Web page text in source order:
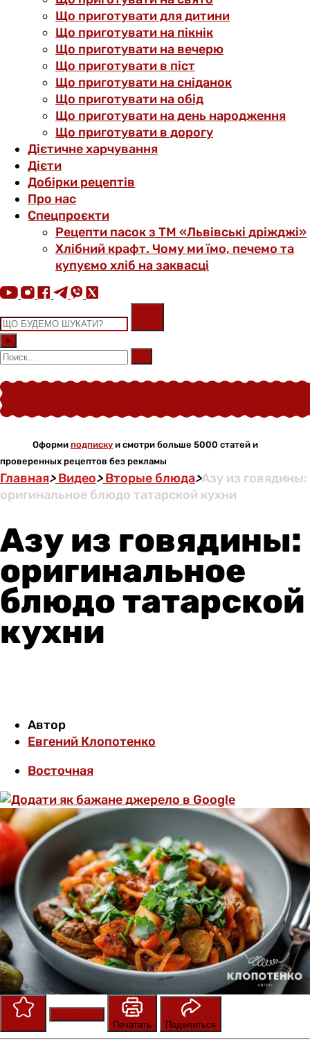
Що приготувати для дитини
Що приготувати на пікнік
Що приготувати на вечерю
Що приготувати в піст
Що приготувати на сніданок
Що приготувати на обід
Що приготувати на день народження
Що приготувати в дорогу
Дієтичне харчування
Дієти
Добірки рецептів
Про нас
Спецпроєкти
Рецепти пасок з ТМ «Львівські дріжджі»
Хлібний крафт. Чому ми їмо, печемо та
купуємо хліб на заквасці
×
Оформи подписку и смотри больше 5000 статей и
проверенных рецептов без рекламы
Главная>Видео>Вторые блюда>Азу из говядины:
оригинальное блюдо татарской кухни
Азу из говядины:
оригинальное
блюдо татарской
кухни
Автор
Евгений Клопотенко
Восточная
Печатать
Поделиться